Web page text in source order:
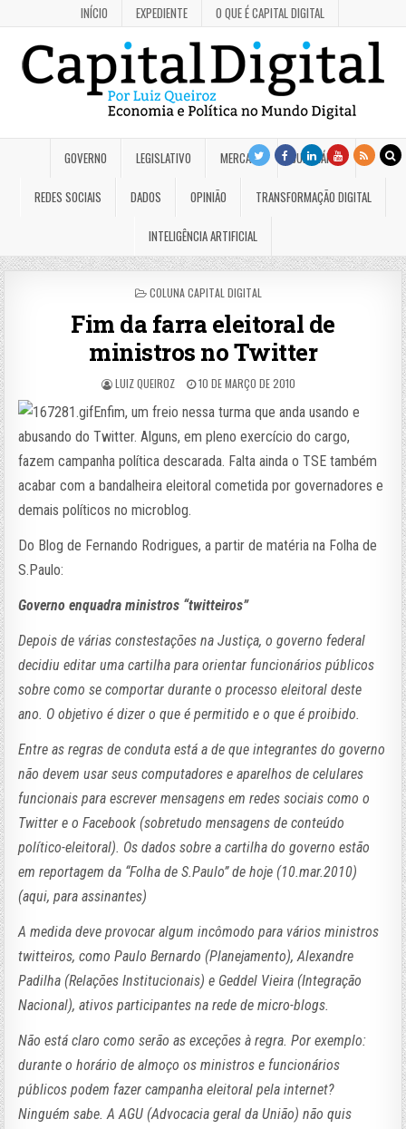
INÍCIO EXPEDIENTE O QUE É CAPITAL DIGITAL
GOVERNO LEGISLATIVO MERCADO JUDICIÁRIO
REDES SOCIAIS DADOS OPINIÃO TRANSFORMAÇÃO DIGITAL
INTELIGÊNCIA ARTIFICIAL
POSTED
COLUNA CAPITAL DIGITAL
Fim da farra eleitoral de
ministros no Twitter
LUIZ QUEIROZ 10 DE MARÇO DE 2010
Enfim, um freio nessa turma que anda usando e
abusando do Twitter. Alguns, em pleno exercício do cargo,
fazem campanha política descarada. Falta ainda o TSE também
acabar com a bandalheira eleitoral cometida por governadores e
demais políticos no microblog.
Do Blog de Fernando Rodrigues, a partir de matéria na Folha de
S.Paulo:
Governo enquadra ministros “twitteiros”
Depois de várias constestações na Justiça, o governo federal
decidiu editar uma cartilha para orientar funcionários públicos
sobre como se comportar durante o processo eleitoral deste
ano. O objetivo é dizer o que é permitido e o que é proibido.
Entre as regras de conduta está a de que integrantes do governo
não devem usar seus computadores e aparelhos de celulares
funcionais para escrever mensagens em redes sociais como o
Twitter e o Facebook (sobretudo mensagens de conteúdo
político-eleitoral). Os dados sobre a cartilha do governo estão
em reportagem da “Folha de S.Paulo” de hoje (10.mar.2010)
(aqui, para assinantes)
A medida deve provocar algum incômodo para vários ministros
twitteiros, como Paulo Bernardo (Planejamento), Alexandre
Padilha (Relações Institucionais) e Geddel Vieira (Integração
Nacional), ativos participantes na rede de micro-blogs.
Não está claro como serão as exceções à regra. Por exemplo:
durante o horário de almoço os ministros e funcionários
públicos podem fazer campanha eleitoral pela internet?
Ninguém sabe. A AGU (Advocacia geral da União) não quis